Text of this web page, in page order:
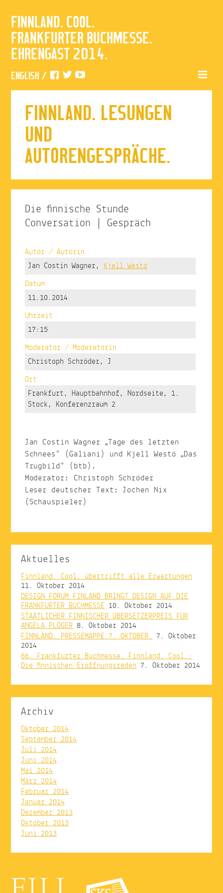
FINNLAND. COOL.
FRANKFURTER BUCHMESSE.
EHRENGAST 2014.
ENGLISH /
FINNLAND. LESUNGEN
UND
AUTORENGESPRÄCHE.
Die finnische Stunde
Conversation | Gespräch
Autor / Autorin
Jan Costin Wagner,Kjell Westö
Datum
11.10.2014
Uhrzeit
17:15
Moderator / Moderatorin
Christoph Schröder, J
Ort
Frankfurt, Hauptbahnhof, Nordseite, 1.
Stock, Konferenzraum 2
Jan Costin Wagner „Tage des letzten
Schnees“ (Galiani) und Kjell Westö „Das
Trugbild“ (btb).
Moderator: Christoph Schröder
Leser deutscher Text: Jochen Nix
(Schauspieler)
Aktuelles
Finnland. Cool. übertrifft alle Erwartungen
11. Oktober 2014
DESIGN FORUM FINLAND BRINGT DESIGN AUF DIE
FRANKFURTER BUCHMESSE 10. Oktober 2014
STAATLICHER FINNISCHER ÜBERSETZERPREIS FÜR
ANGELA PLÖGER 8. Oktober 2014
FINNLAND. PRESSEMAPPE 7. OKTOBER. 7. Oktober
2014
66. Frankfurter Buchmesse. Finnland. Cool.:
Die finnischen Eröffnungsreden 7. Oktober 2014
Archiv
Oktober 2014
September 2014
Juli 2014
Juni 2014
Mai 2014
März 2014
Februar 2014
Januar 2014
Dezember 2013
Oktober 2013
Juni 2013